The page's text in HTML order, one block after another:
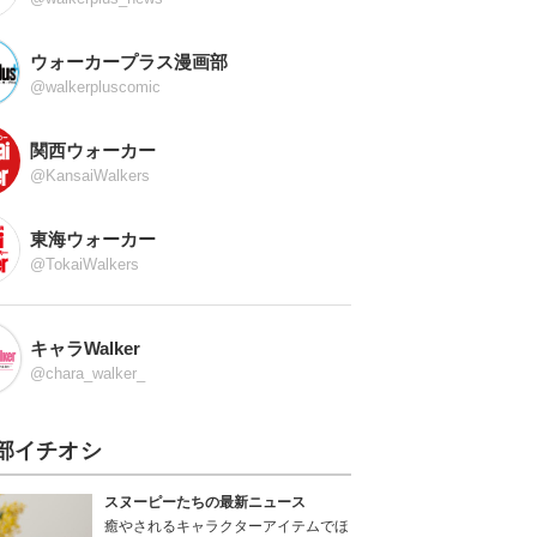
ウォーカープラス漫画部
@walkerpluscomic
関西ウォーカー
@KansaiWalkers
東海ウォーカー
@TokaiWalkers
キャラWalker
@chara_walker_
イチオシ
スヌーピーたちの最新ニュース
癒やされるキャラクターアイテムでほ